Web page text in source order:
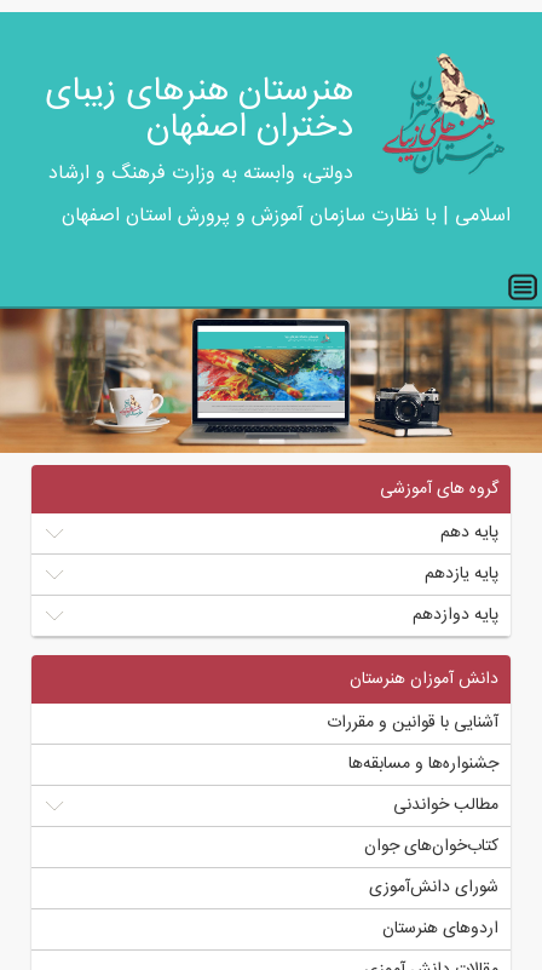
هنرستان هنرهای زیبای
دختران اصفهان
دولتی، وابسته به وزارت فرهنگ و ارشاد
اسلامی | با نظارت سازمان آموزش و پرورش استان اصفهان
گروه های آموزشی
پایه دهم
پایه یازدهم
پایه دوازدهم
دانش آموزان هنرستان
آشنایی با قوانین و مقررات
جشنواره‌ها و مسابقه‌ها
مطالب خواندنی
کتاب‌خوان‌های جوان
شورای دانش‌آموزی
اردوهای هنرستان